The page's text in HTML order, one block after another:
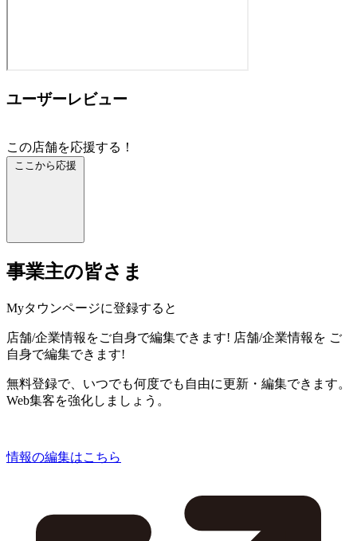
ユーザーレビュー
この店舗を応援する！
ここから応援
事業主の皆さま
Myタウンページに登録すると
店舗/企業情報をご自身で編集できます! 店舗/企業情報を ご
自身で編集できます!
無料登録で、いつでも何度でも自由に更新・編集できます。
Web集客を強化しましょう。
情報の編集はこちら